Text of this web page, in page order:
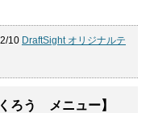
10 DraftSight オリジナルテ
ろう メニュー】